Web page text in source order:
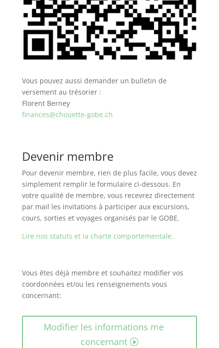
Vous pouvez aussi demander un bulletin de
versement au trésorier :
Florent Berney
finances@chouette-gobe.ch
Devenir membre
Pour devenir membre, rien de plus facile, vous devez
simplement remplir le formulaire ci-dessous. En
votre qualité de membre, vous recevrez directement
par mail les invitations à participer aux excursions,
cours, sorties et voyages organisés par le GOBE.
Lire nos statuts et la charte comportementale.
Vous êtes déjà membre et souhaitez modifier vos
coordonnées et/ou les renseignements vous
concernant:
Modifier les informations me
concernant